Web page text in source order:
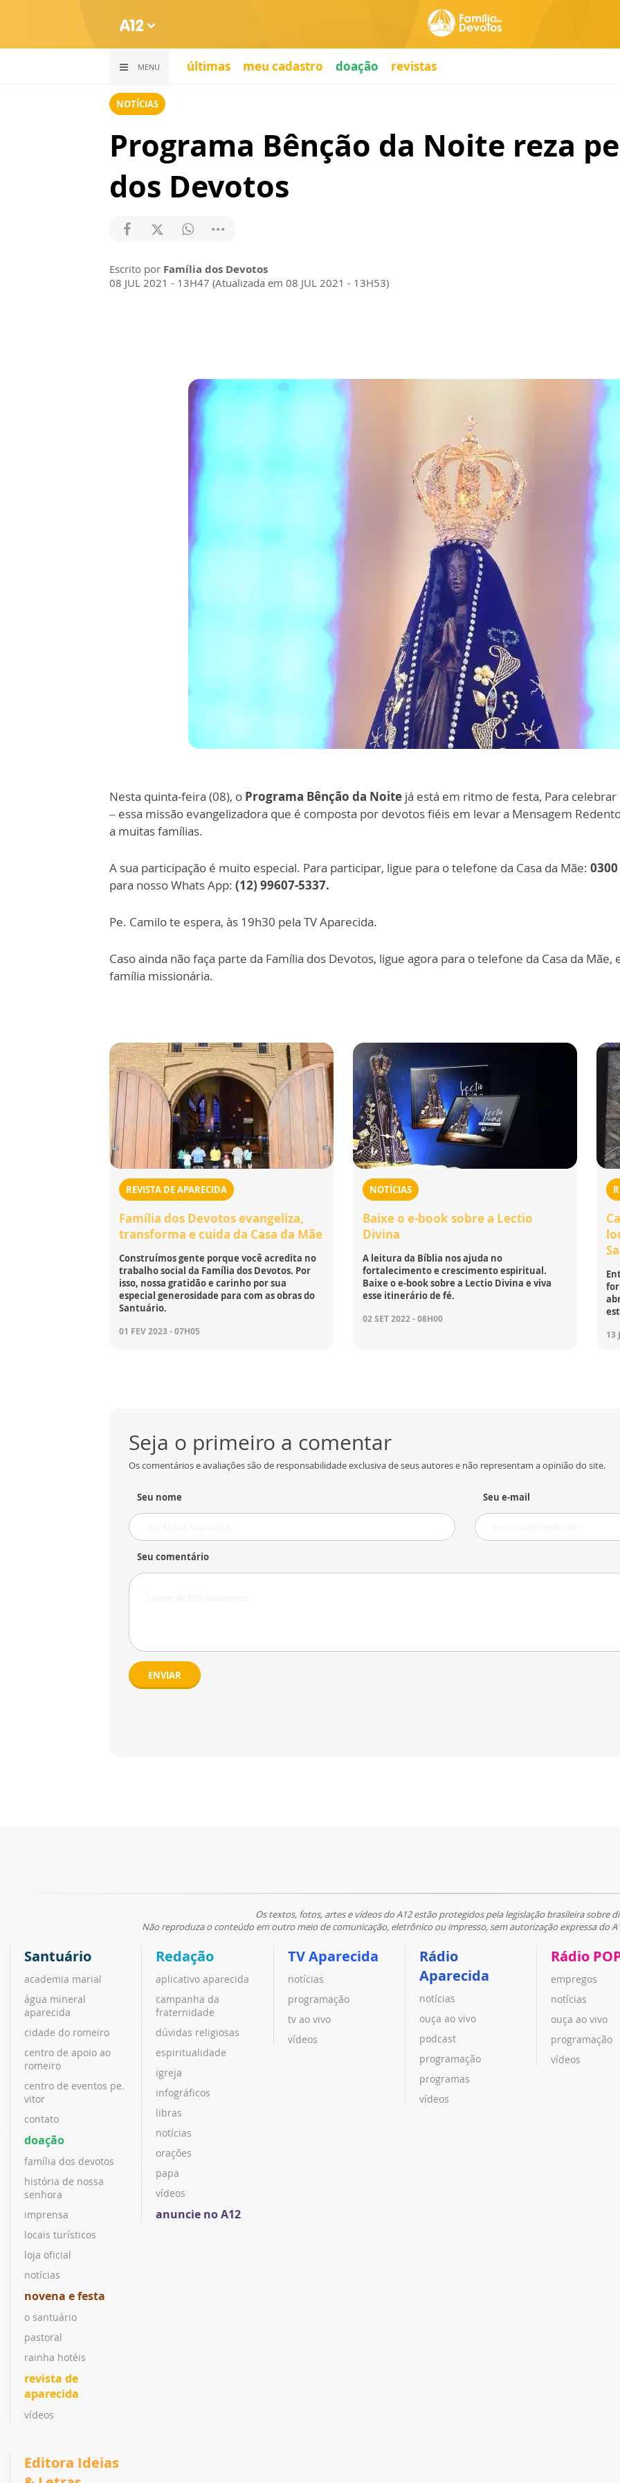
MENU últimas meu cadastro doação revistas
NOTÍCIAS
Programa Bênção da Noite reza
dos Devotos
Escrito por Família dos Devotos
08 JUL 2021 - 13H47 (Atualizada em 08 JUL 2021 - 13H53)
Nesta quinta-feira (08), o Programa Bênção da Noite já está em ritmo de festa, Para
– essa missão evangelizadora que é composta por devotos fiéis em levar a Mensagem
a muitas famílias.
A sua participação é muito especial. Para participar, ligue para o telefone da Casa da Mãe:
para nosso Whats App: (12) 99607-5337.
Pe. Camilo te espera, às 19h30 pela TV Aparecida.
Caso ainda não faça parte da Família dos Devotos, ligue agora para o telefone da Casa da
família missionária.
REVISTA DE APARECIDA
Família dos Devotos evangeliza,
transforma e cuida da Casa da Mãe
Construímos gente porque você acredita no
trabalho social da Família dos Devotos. Por
isso, nossa gratidão e carinho por sua
especial generosidade para com as obras do
Santuário.
01 FEV 2023 - 07H05
NOTÍCIAS
Baixe o e-book sobre a Lectio
Divina
A leitura da Bíblia nos ajuda no
fortalecimento e crescimento espiritual.
Baixe o e-book sobre a Lectio Divina e viva
esse itinerário de fé.
02 SET 2022 - 08H00
13
Seja o primeiro a comentar
Os comentários e avaliações são de responsabilidade exclusiva de seus autores e não representam a opinião do site.
Seu nome Seu e-mail
Seu comentário
ENVIAR
Os textos, fotos, artes e vídeos do A12 estão protegidos pela legislação brasileira sobre
Não reproduza o conteúdo em outro meio de comunicação, eletrônico ou impresso, sem autorização expressa do
Santuário
academia marial
água mineral
aparecida
cidade do romeiro
centro de apoio ao
romeiro
centro de eventos pe.
vitor
contato
doação
família dos devotos
história de nossa
senhora
imprensa
locais turísticos
loja oficial
notícias
novena e festa
o santuário
pastoral
rainha hotéis
revista de
aparecida
vídeos
Redação
aplicativo aparecida
campanha da
fraternidade
dúvidas religiosas
espiritualidade
igreja
infográficos
libras
notícias
orações
papa
vídeos
anuncie no A12
TV Aparecida
notícias
programação
tv ao vivo
vídeos
Rádio
Aparecida
notícias
ouça ao vivo
podcast
programação
programas
vídeos
Rádio
empregos
notícias
ouça ao vivo
programação
vídeos
Editora Ideias